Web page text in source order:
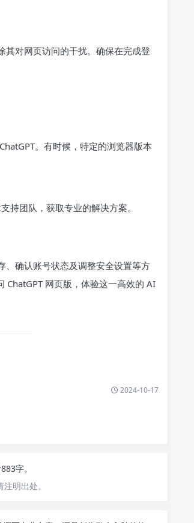
其对网页访问的干扰。确保在完成登
。有时候，特定的浏览器版本
持团队，获取专业的解决方案。
、确认账号状态及调整安全设置等方
ChatGPT 网页版，体验这一高效的 AI
2024-10-17
字。
明出处。